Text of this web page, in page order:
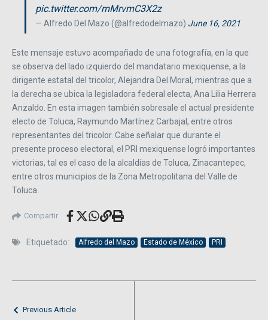
pic.twitter.com/mMrvmC3X2z
— Alfredo Del Mazo (@alfredodelmazo) June 16, 2021
Este mensaje estuvo acompañado de una fotografía, en la que
se observa del lado izquierdo del mandatario mexiquense, a la
dirigente estatal del tricolor, Alejandra Del Moral, mientras que a
la derecha se ubica la legisladora federal electa, Ana Lilia Herrera
Anzaldo. En esta imagen también sobresale el actual presidente
electo de Toluca, Raymundo Martínez Carbajal, entre otros
representantes del tricolor. Cabe señalar que durante el
presente proceso electoral, el PRI mexiquense logró importantes
victorias, tal es el caso de la alcaldías de Toluca, Zinacantepec,
entre otros municipios de la Zona Metropolitana del Valle de
Toluca.
Compartir
Etiquetado: Alfredo del Mazo Estado de México PRI
Previous Article